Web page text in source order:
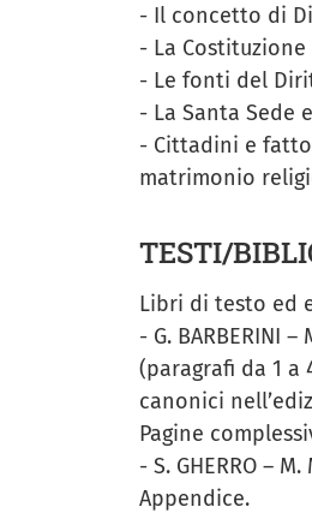
- Il concetto di
- La
- Le fonti del
- La Santa Sede
- Cittadini e
matrimonio
TESTI/
Libri di testo ed
- G. BARBERINI
(paragrafi da 1 a
canonici
Pagine
- S. GHERRO –
Appendice.